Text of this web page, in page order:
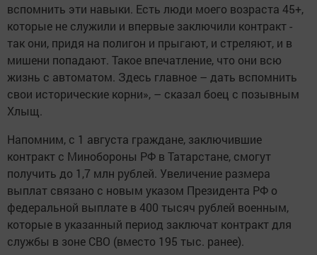
вспомнить эти навыки. Есть люди моего возраста 45+,
которые не служили и впервые заключили контракт -
так они, придя на полигон и прыгают, и стреляют, и в
мишени попадают. Такое впечатление, что они всю
жизнь с автоматом. Здесь главное – дать вспомнить
свои исторические корни», – сказал боец с позывным
Хлыщ.
Напомним, с 1 августа граждане, заключившие
контракт с Минобороны РФ в Татарстане, смогут
получить до 1,7 млн рублей. Увеличение размера
выплат связано с новым указом Президента РФ о
федеральной выплате в 400 тысяч рублей военным,
которые в указанный период заключат контракт для
службы в зоне СВО (вместо 195 тыс. ранее).